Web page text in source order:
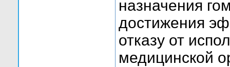
назначения
достижения
отказу от
медицинской